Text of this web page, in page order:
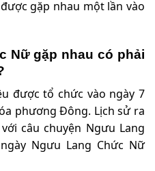
gặp nhau một lần vào
Nữ gặp nhau có phải
được tổ chức vào ngày 7
phương Đông. Lịch sử ra
câu chuyện Ngưu Lang
Ngưu Lang Chức Nữ